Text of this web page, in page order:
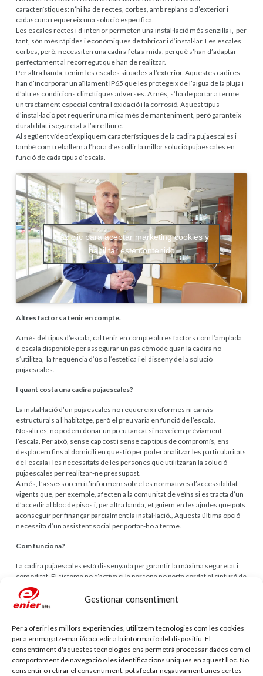
Gestionar consentiment
Per a oferir les millors experiències, utilitzem tecnologies com les cookies
per a emmagatzemar i/o accedir a la informació del dispositiu. El
consentiment d'aquestes tecnologies ens permetrà processar dades com el
comportament de navegació o les identificacions úniques en aquest lloc. No
consentir o retirar el consentiment, pot afectar negativament unes certes
característiques: n’hi ha de rectes, corbes, amb replans o d’exterior i
cadascuna requereix una solució específica.
Les escales rectes i d’interior permeten una instal·lació més senzilla i, per
tant, són més ràpides i econòmiques de fabricar i d’instal·lar. Les escales
corbes, però, necessiten una cadira feta a mida, perquè s’han d’adaptar
perfectament al recorregut que han de realitzar.
Per altra banda, tenim les escales situades a l’exterior. Aquestes cadires
han d’incorporar un aïllament IP65 que les protegeix de l’aigua de la pluja i
d’altres condicions climàtiques adverses. A més, s’ha de portar a terme
un tractament especial contra l’oxidació i la corrosió. Aquest tipus
d’instal·lació pot requerir una mica més de manteniment, però garanteix
durabilitat i seguretat a l’aire lliure.
Al següent vídeo t’expliquem característiques de la cadira pujaescales i
també com treballem a l’hora d’escollir la millor solució pujaescales en
funció de cada tipus d’escala.
Haz clic para aceptar marketing cookies y
habilitar este contenido
Altres factors a tenir en compte.
A més del tipus d’escala, cal tenir en compte altres factors com l’amplada
d’escala disponible per assegurar un pas còmode quan la cadira no
s’utilitza, la freqüència d’ús o l’estètica i el disseny de la solució
pujaescales.
I quant costa una cadira pujaescales?
La instal·lació d’un pujaescales no requereix reformes ni canvis
estructurals a l’habitatge, però el preu varia en funció de l’escala.
Nosaltres, no podem donar un preu tancat si no veiem prèviament
l’escala. Per això, sense cap cost i sense cap tipus de compromís, ens
desplacem fins al domicili en qüestió per poder analitzar les particularitats
de l’escala i les necessitats de les persones que utilitzaran la solució
pujaescales per realitzar-ne pressupost.
A més, t’assessorem i t’informem sobre les normatives d’accessibilitat
vigents que, per exemple, afecten a la comunitat de veïns si es tracta d’un
d’accedir al bloc de pisos i, per altra banda, et guiem en les ajudes que pots
aconseguir per finançar parcialment la instal·lació., Aquesta última opció
necessita d’un assistent social per portar-ho a terme.
Com funciona?
La cadira pujaescales està dissenyada per garantir la màxima seguretat i
comoditat. El sistema no s’activa si la persona no porta cordat el cinturó de
seguretat. El desplaçament es controla mitjançant un joystick intuïtiu
situat al reposabraços, molt fàcil d’utilitzar. Només cal prémer-lo de
manera continuada en la direcció desitjada perquè la cadira iniciï el
En arribar al final del trajecte, la cadira gira automàticament cap al replà,
facilitant una baixada més còmoda i segura.